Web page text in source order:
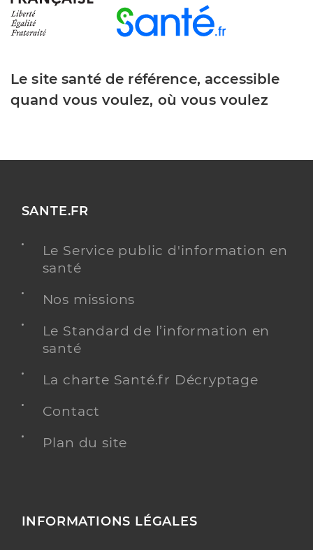
Le site santé de référence, accessible
quand vous voulez, où vous voulez
SANTE.FR
Le Service public d'information en
santé
Nos missions
Le Standard de l’information en
santé
La charte Santé.fr Décryptage
Contact
Plan du site
INFORMATIONS LÉGALES